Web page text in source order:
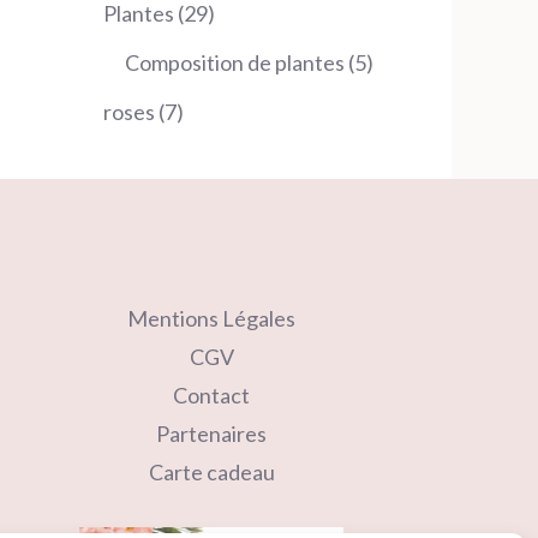
Plantes 2929
produits
Composition de plantes 55
roses 77
Mentions Légales
CGV
Contact
Partenaires
Carte cadeau